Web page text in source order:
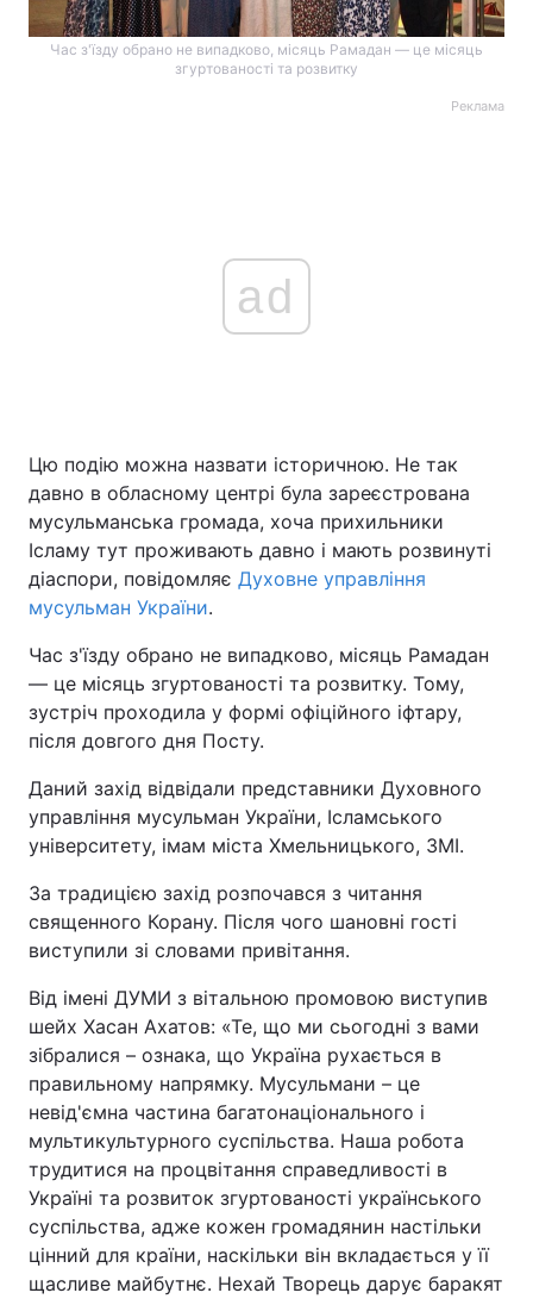
Час з'їзду обрано не випадково, місяць Рамадан — це місяць
згуртованості та розвитку
Реклама
ad
Цю подію можна назвати історичною. Не так
давно в обласному центрі була зареєстрована
мусульманська громада, хоча прихильники
Ісламу тут проживають давно і мають розвинуті
діаспори, повідомляє Духовне управління
мусульман України.
Час з'їзду обрано не випадково, місяць Рамадан
— це місяць згуртованості та розвитку. Тому,
зустріч проходила у формі офіційного іфтару,
після довгого дня Посту.
Даний захід відвідали представники Духовного
управління мусульман України, Ісламського
університету, імам міста Хмельницького, ЗМІ.
За традицією захід розпочався з читання
священного Корану. Після чого шановні гості
виступили зі словами привітання.
Від імені ДУМИ з вітальною промовою виступив
шейх Хасан Ахатов: «Те, що ми сьогодні з вами
зібралися – ознака, що Україна рухається в
правильному напрямку. Мусульмани – це
невід'ємна частина багатонаціонального і
мультикультурного суспільства. Наша робота
трудитися на процвітання справедливості в
Україні та розвиток згуртованості українського
суспільства, адже кожен громадянин настільки
цінний для країни, наскільки він вкладається у її
щасливе майбутнє. Нехай Творець дарує баракят